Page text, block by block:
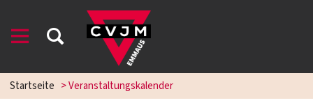
Startseite > Veranstaltungskalender